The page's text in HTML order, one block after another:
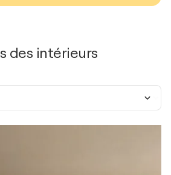
des intérieurs